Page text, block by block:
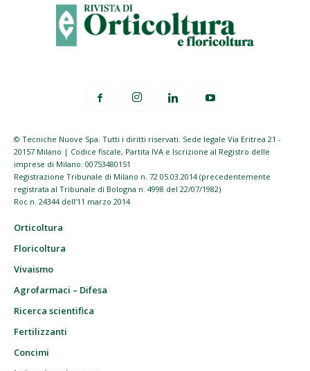
© Tecniche Nuove Spa. Tutti i diritti riservati. Sede legale Via Eritrea 21 -
20157 Milano | Codice fiscale, Partita IVA e Iscrizione al Registro delle
imprese di Milano: 00753480151
Registrazione Tribunale di Milano n. 72 05.03.2014 (precedentemente
registrata al Tribunale di Bologna n. 4998 del 22/07/1982)
Roc n. 24344 dell’11 marzo 2014
Orticoltura
Floricoltura
Vivaismo
Agrofarmaci – Difesa
Ricerca scientifica
Fertilizzanti
Concimi